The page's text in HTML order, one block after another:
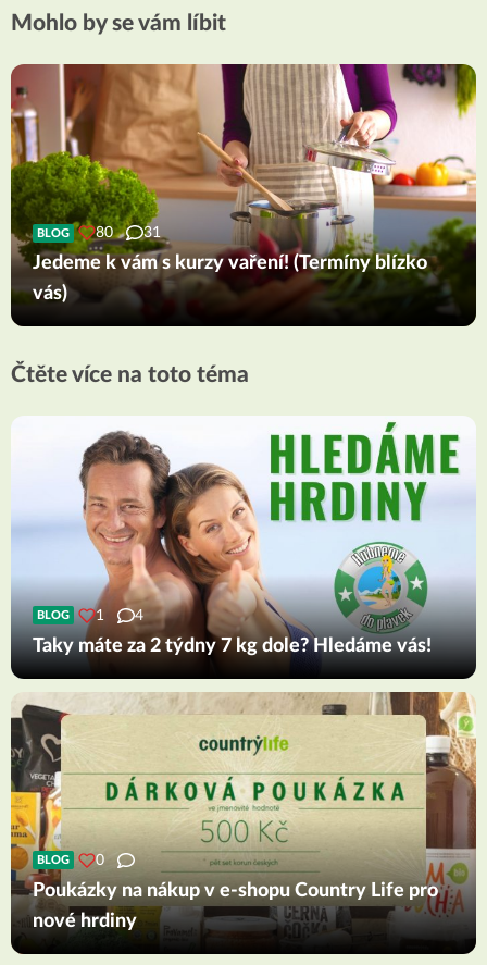
Mohlo by se vám líbit
BLOG 80 31
Jedeme k vám s kurzy vaření! (Termíny blízko
vás)
Čtěte více na toto téma
BLOG 1 4
Taky máte za 2 týdny 7 kg dole? Hledáme vás!
BLOG 0
Poukázky na nákup v e-shopu Country Life pro
nové hrdiny